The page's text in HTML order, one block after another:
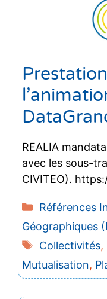
REALIA
avec les sous-
CIVITEO).
Catégories
Références
Géographiques
Étiquettes
Collectivités,
Mutualisation,